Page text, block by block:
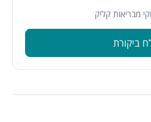
מבריאות קליק
ביקורת